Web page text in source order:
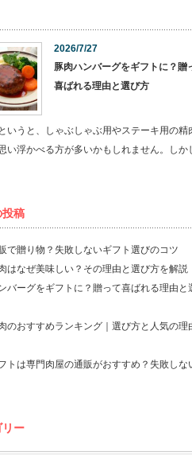
2026/7/27
豚肉ハンバーグをギフトに？贈
喜ばれる理由と選び方
いうと、しゃぶしゃぶ用やステーキ用の精
い浮かべる方が多いかもしれません。しか
投稿
で贈り物？失敗しないギフト選びのコツ
はなぜ美味しい？その理由と選び方を解説
バーグをギフトに？贈って喜ばれる理由と
のおすすめランキング｜選び方と人気の理
トは専門肉屋の通販がおすすめ？失敗しな
リー